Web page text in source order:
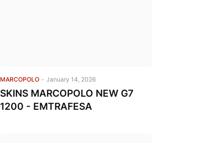
MARCOPOLO - January 14, 2026
SKINS MARCOPOLO NEW G7
1200 - EMTRAFESA